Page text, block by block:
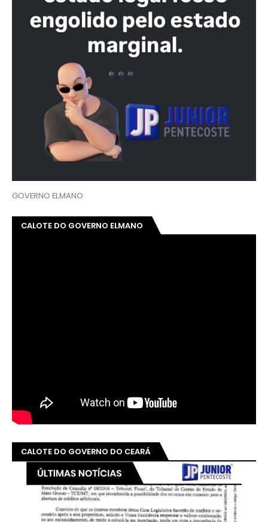
GOVERNO ELMANO
CALOTE DO GOVERNO ELMANO
CALOTE DO GOVERNO DO CEARÁ